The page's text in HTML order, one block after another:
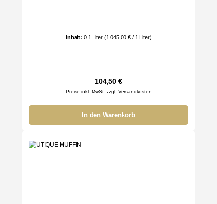
Inhalt: 0.1 Liter (1.045,00 € / 1 Liter)
Regulärer Preis:
104,50 €
Preise inkl. MwSt. zzgl. Versandkosten
In den Warenkorb